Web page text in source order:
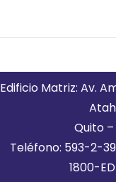
Edificio Matriz: Av.
Quito
Teléfono: 593-2-
1800-